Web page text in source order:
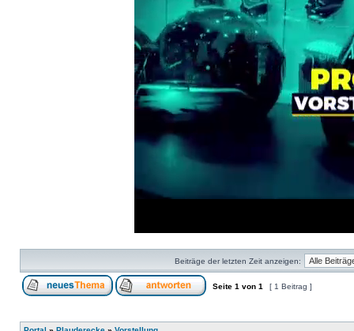
Beiträge der letzten Zeit anzeigen:
Seite 1 von 1 [ 1 Beitrag ]